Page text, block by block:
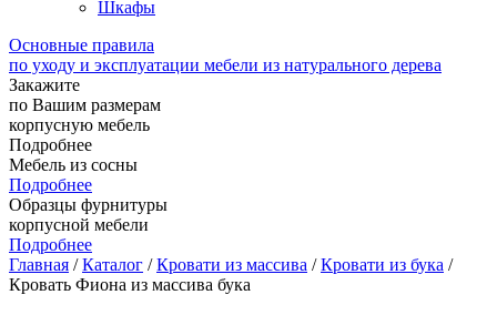
Шкафы
Основные правила
по уходу и эксплуатации мебели из натурального дерева
Закажите
по Вашим размерам
корпусную мебель
Подробнее
Мебель из сосны
Подробнее
Образцы фурнитуры
корпусной мебели
Подробнее
Главная /Каталог /Кровати из массива /Кровати из бука /
Кровать Фиона из массива бука